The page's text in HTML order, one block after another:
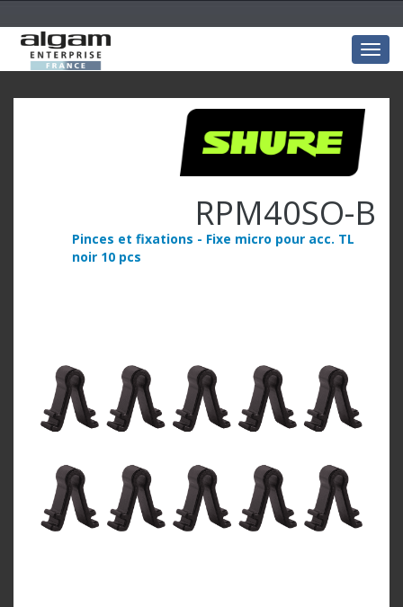
RPM40SO-B
Pinces et fixations - Fixe micro pour acc. TL
noir 10 pcs